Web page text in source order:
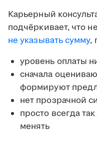
Карьерный
подчёркивает, что
не указывать сумму,
уровень оплаты
сначала
формируют
нет прозрачной
просто всегда
менять